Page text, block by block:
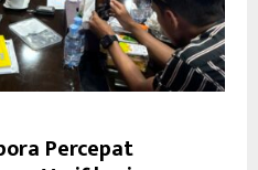
Percepat